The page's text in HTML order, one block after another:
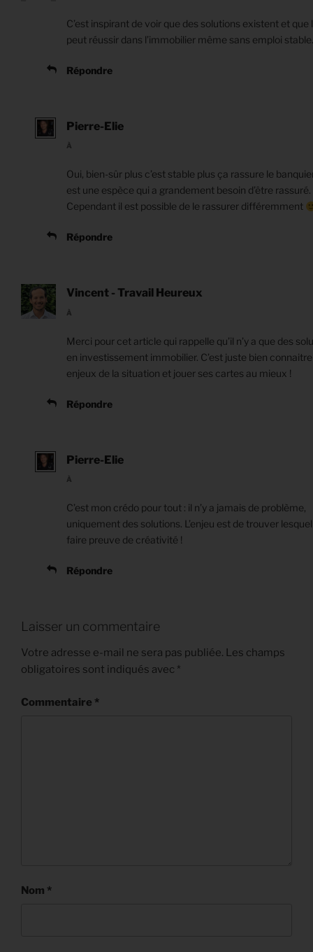
C’est inspirant de voir que des solutions existent et que
peut réussir dans l’immobilier même sans emploi stable.
Répondre
Pierre-Elie
À
Oui, bien-sûr plus c’est stable plus ça rassure le
est une espèce qui a grandement besoin d’être rassuré.
Cependant il est possible de le rassurer différemment
Répondre
Vincent - Travail Heureux
À
Merci pour cet article qui rappelle qu’il n’y a que des
en investissement immobilier. C’est juste bien
enjeux de la situation et jouer ses cartes au mieux !
Répondre
Pierre-Elie
À
C’est mon crédo pour tout : il n’y a jamais de problème,
uniquement des solutions. L’enjeu est de trouver
faire preuve de créativité !
Répondre
Laisser un commentaire
Votre adresse e-mail ne sera pas publiée. Les champs
obligatoires sont indiqués avec *
Commentaire *
Nom *